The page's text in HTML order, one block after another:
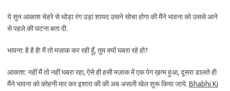
ये सुन आकाश चेहरे से थोड़ा रंग उड़ा शायद उसने सोचा होगा की मैंने भावना को उससे आने
से पहले की घटना बता दी.
भावना: है है है! मैं तो मज़ाक कर रही हूँ, तुम क्यों घबरा रहे हो?
आकाश: नहीं मैं तो नहीं घबरा रहा, ऐसे ही हसी मज़ाक में एक पेग ख़त्म हुआ, दूसरा डालते ही
मैंने भावना को कोहनी मार कर इशारा की की अब असली खेल शुरू किया जाये. Bhabhi Ki